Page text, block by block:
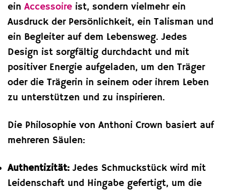
ein Accessoire ist, sondern vielmehr ein
Ausdruck der Persönlichkeit, ein Talisman und
ein Begleiter auf dem Lebensweg. Jedes
Design ist sorgfältig durchdacht und mit
positiver Energie aufgeladen, um den Träger
oder die Trägerin in seinem oder ihrem Leben
zu unterstützen und zu inspirieren.
Die Philosophie von Anthoni Crown basiert auf
mehreren Säulen:
Authentizität: Jedes Schmuckstück wird mit
Leidenschaft und Hingabe gefertigt, um die